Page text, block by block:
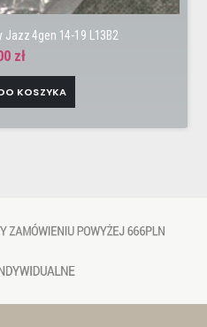
Jazz 4gen 14-19 L13B2
zł
KOSZYKA